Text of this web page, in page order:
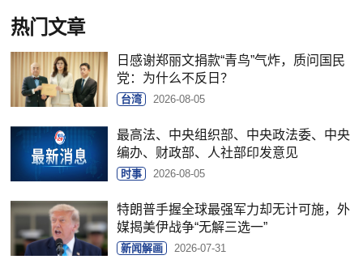
热门文章
日感谢郑丽文捐款“青鸟”气炸，质问国民
党：为什么不反日？
台湾 2026-08-05
最高法、中央组织部、中央政法委、中央
编办、财政部、人社部印发意见
时事 2026-08-05
特朗普手握全球最强军力却无计可施，外
媒揭美伊战争“无解三选一”
新闻解画 2026-07-31